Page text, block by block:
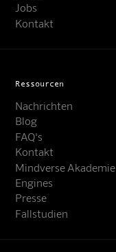
Jobs
Kontakt
Ressourcen
Nachrichten
Blog
FAQ's
Kontakt
Mindverse Akademie
Engines
Presse
Fallstudien